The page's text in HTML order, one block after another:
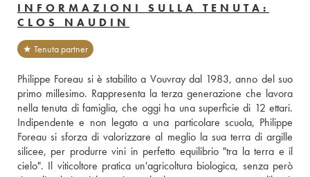
INFORMAZIONI SULLA TENUTA:
CLOS NAUDIN
★ Tenuta partner
Philippe Foreau si è stabilito a Vouvray dal 1983, anno del suo
primo millesimo. Rappresenta la terza generazione che lavora
nella tenuta di famiglia, che oggi ha una superficie di 12 ettari.
Indipendente e non legato a una particolare scuola, Philippe
Foreau si sforza di valorizzare al meglio la sua terra di argille
silicee, per produrre vini in perfetto equilibrio "tra la terra e il
cielo". Il viticoltore pratica un'agricoltura biologica, senza però